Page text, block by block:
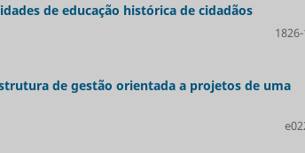
de educação histórica de cidadãos
de gestão orientada a projetos de uma